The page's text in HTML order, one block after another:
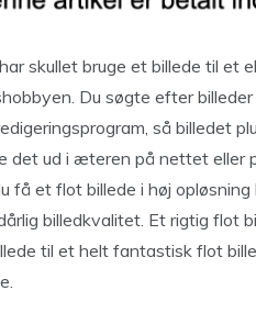
skullet bruge et billede til et
Du søgte efter
så billedet
det ud i æteren på nettet eller
få et flot billede i høj
billedkvalitet. Et rigtig flot
til et helt fantastisk flot